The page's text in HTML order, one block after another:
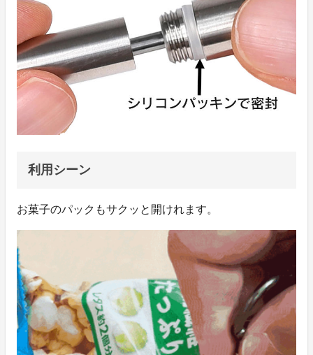
利用シーン
お菓子のパックもサクッと開けれます。